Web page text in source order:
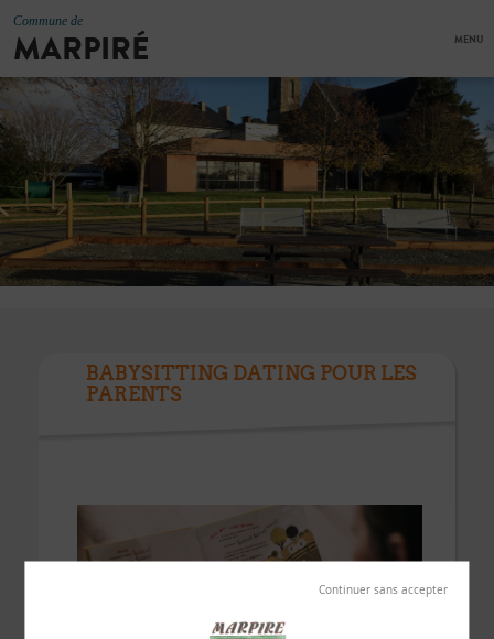
Commune de
MARPIRÉ MENU
BABYSITTING DATING POUR LES
PARENTS